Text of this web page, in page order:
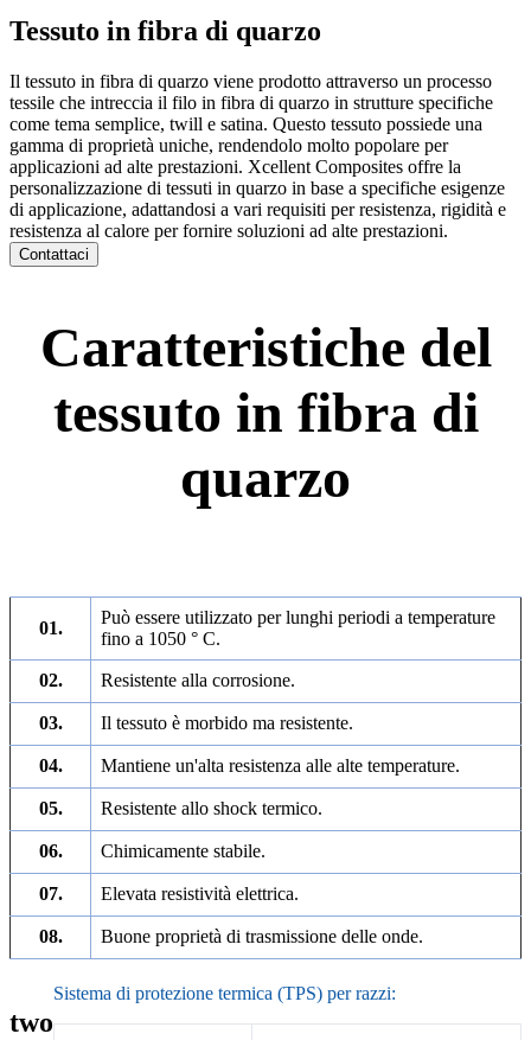
Tessuto in fibra di quarzo
Il tessuto in fibra di quarzo viene prodotto attraverso un processo
tessile che intreccia il filo in fibra di quarzo in strutture specifiche
come tema semplice, twill e satina. Questo tessuto possiede una
gamma di proprietà uniche, rendendolo molto popolare per
applicazioni ad alte prestazioni. Xcellent Composites offre la
personalizzazione di tessuti in quarzo in base a specifiche esigenze
di applicazione, adattandosi a vari requisiti per resistenza, rigidità e
resistenza al calore per fornire soluzioni ad alte prestazioni.
Contattaci
Caratteristiche del
tessuto in fibra di
quarzo
01.
Può essere utilizzato per lunghi periodi a temperature
fino a 1050 ° C.
02. Resistente alla corrosione.
03. Il tessuto è morbido ma resistente.
04. Mantiene un'alta resistenza alle alte temperature.
05. Resistente allo shock termico.
06. Chimicamente stabile.
07. Elevata resistività elettrica.
08. Buone proprietà di trasmissione delle onde.
two
Sistema di protezione termica (TPS) per razzi: